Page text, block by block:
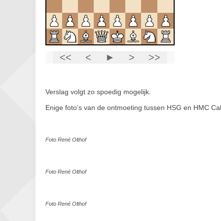
Verslag volgt zo spoedig mogelijk.
Enige foto’s van de ontmoeting tussen HSG en HMC
Foto René Olthof
Foto René Olthof
Foto René Olthof